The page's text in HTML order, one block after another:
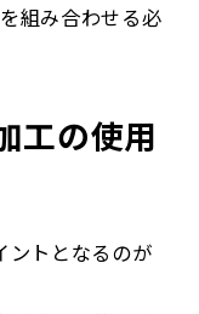
組み合わせる必
工の使用
ントとなるのが